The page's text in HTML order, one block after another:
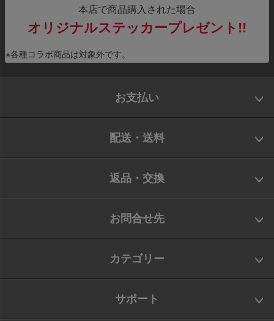
本店で商品購入された場合
オリジナルステッカープレゼント!!
※各種コラボ商品は対象外です。
お支払い
配送・送料
返品・交換
お問合せ先
カテゴリー
サポート